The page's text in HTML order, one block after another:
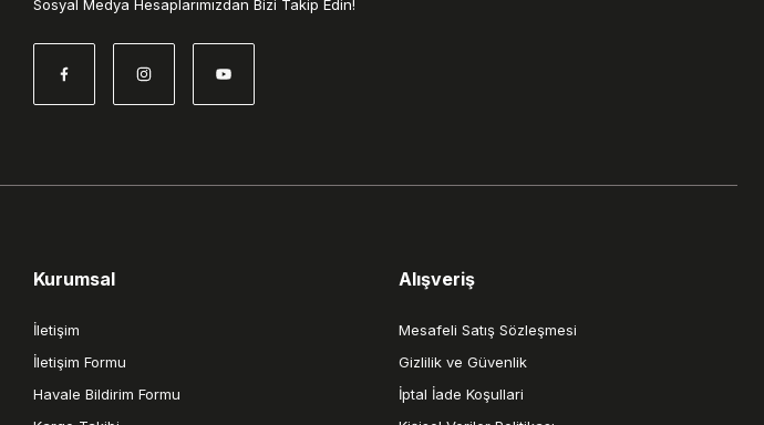
Sosyal Medya Hesaplarımızdan Bizi Takip Edin!
Kurumsal
İletişim
İletişim Formu
Havale Bildirim Formu
Alışveriş
Mesafeli Satış Sözleşmesi
Gizlilik ve Güvenlik
İptal İade Koşullari